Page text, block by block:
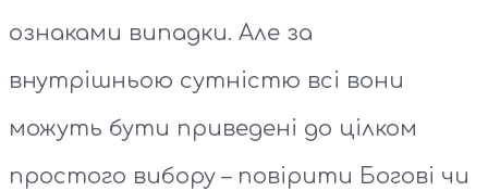
ознаками випадки. Але за
внутрішньою сутністю всі вони
можуть бути приведені до цілком
простого вибору – повірити Богові чи